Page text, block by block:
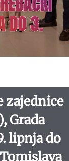
DO 3.
zajednice
Grada
lipnja do